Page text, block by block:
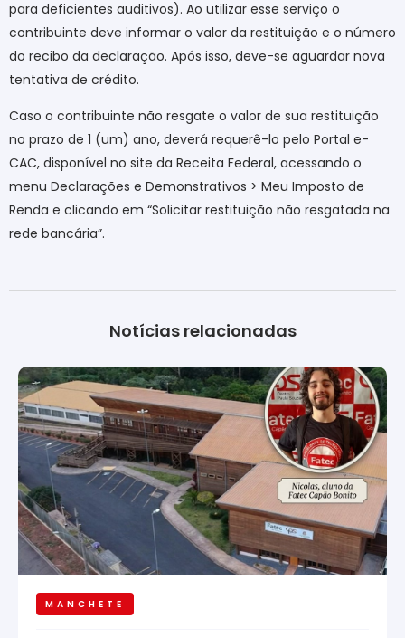
para deficientes auditivos). Ao utilizar esse serviço o
contribuinte deve informar o valor da restituição e o número
do recibo da declaração. Após isso, deve-se aguardar nova
tentativa de crédito.
Caso o contribuinte não resgate o valor de sua restituição
no prazo de 1 (um) ano, deverá requerê-lo pelo Portal e-
CAC, disponível no site da Receita Federal, acessando o
menu Declarações e Demonstrativos > Meu Imposto de
Renda e clicando em “Solicitar restituição não resgatada na
rede bancária”.
Notícias relacionadas
MANCHETE